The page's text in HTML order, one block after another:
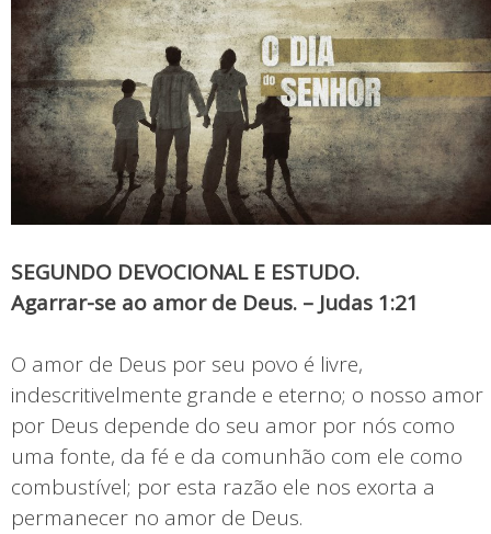
SEGUNDO DEVOCIONAL E ESTUDO.
Agarrar-se ao amor de Deus. – Judas 1:21
O amor de Deus por seu povo é livre,
indescritivelmente grande e eterno; o nosso amor
por Deus depende do seu amor por nós como
uma fonte, da fé e da comunhão com ele como
combustível; por esta razão ele nos exorta a
permanecer no amor de Deus.